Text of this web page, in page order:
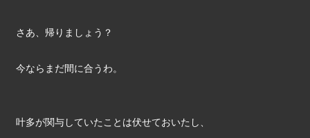
さあ、帰りましょう？
今ならまだ間に合うわ。
叶多が関与していたことは伏せておいたし、